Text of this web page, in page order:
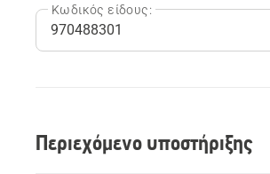
Κωδικός είδους:
Περιεχόμενο υποστήριξης